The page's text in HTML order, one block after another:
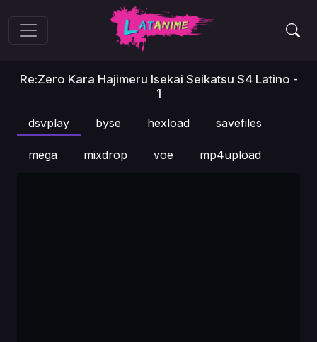
Re:Zero Kara Hajimeru Isekai Seikatsu S4 Latino -
1
dsvplay byse hexload savefiles
mega mixdrop voe mp4upload